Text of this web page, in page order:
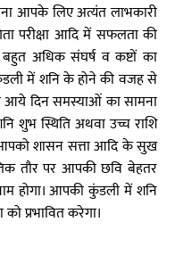
आपके लिए अत्यंत लाभकारी
परीक्षा आदि में सफलता की
बहुत अधिक संघर्ष व कष्टों का
में शनि के होने की वजह से
आये दिन समस्याओं का सामना
शुभ स्थिति अथवा उच्च राशि
आपको शासन सत्ता आदि के सुख
तौर पर आपकी छवि बेहतर
होगा। आपकी कुंडली में शनि
प्रभावित करेगा।